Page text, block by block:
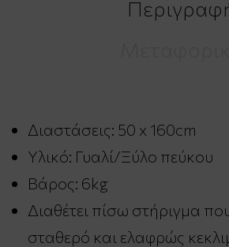
Διαστάσεις: 50 x 160cm
Υλικό: Γυαλί/Ξύλο πεύκου
Βάρος: 6kg
Διαθέτει πίσω στήριγμα
σταθερό και ελαφρώς